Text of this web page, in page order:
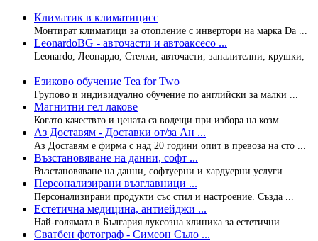
Климатик в климатициcc
Монтират климатици за отопление с инвертори на марка Da ...
LeonardoBG - авточасти и автоаксесо ...
Leonardo, Леонардо, Стелки, авточасти, запалителни, крушки,
Eзиково обучение Tea for Two
Групово и индивидуално обучение по английски за малки ...
Магнитни гел лакове
Когато качествто и цената са водещи при избора на козм ...
Аз Доставям - Доставки от/за Ан ...
Аз Доставям е фирма с над 20 години опит в превоза на сто ...
Възстановяване на данни, софт ...
Възстановяване на данни, софтуерни и хардуерни услуги. ...
Персонализирани възглавници ...
Персонализирани продукти със стил и настроение. Създа ...
Естетична медицина, антиейджи ...
Най-голямата в България луксозна клиника за естетични ...
Сватбен фотограф - Симеон Съло ...